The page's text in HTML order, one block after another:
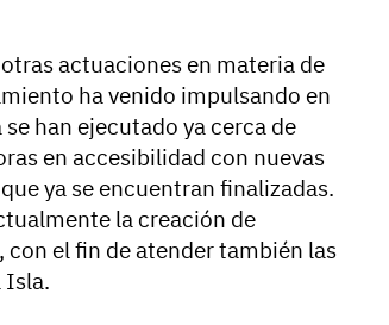
actuaciones en materia de
ha venido impulsando en
han ejecutado ya cerca de
en accesibilidad con nuevas
ya se encuentran finalizadas.
la creación de
el fin de atender también las
Isla.